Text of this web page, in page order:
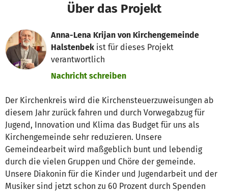
Über das Projekt
Anna-Lena Krijan von Kirchengemeinde
Halstenbek ist für dieses Projekt
verantwortlich
Nachricht schreiben
Der Kirchenkreis wird die Kirchensteuerzuweisungen ab
diesem Jahr zurück fahren und durch Vorwegabzug für
Jugend, Innovation und Klima das Budget für uns als
Kirchengemeinde sehr reduzieren. Unsere
Gemeindearbeit wird maßgeblich bunt und lebendig
durch die vielen Gruppen und Chöre der gemeinde.
Unsere Diakonin für die Kinder und Jugendarbeit und der
Musiker sind jetzt schon zu 60 Prozent durch Spenden